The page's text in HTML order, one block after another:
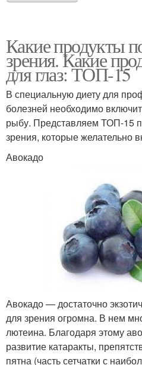
Какие продукты
зрения. Какие
для глаз: ТОП-15
В специальную диету для
болезней необходимо
рыбу. Представляем ТОП-15
зрения, которые желательно
Авокадо
Авокадо — достаточно
для зрения огромна. В нем
лютеина. Благодаря этому
развитие катаракты,
пятна (часть сетчатки с